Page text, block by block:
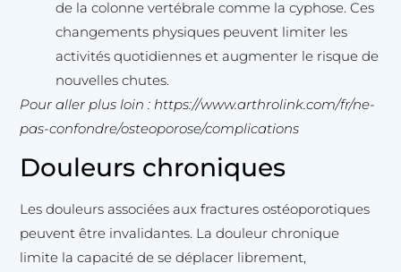
de la colonne vertébrale comme la cyphose. Ces
changements physiques peuvent limiter les
activités quotidiennes et augmenter le risque de
nouvelles chutes.
Pour aller plus loin : https://www.arthrolink.com/fr/ne-
pas-confondre/osteoporose/complications
Douleurs chroniques
Les douleurs associées aux fractures ostéoporotiques
peuvent être invalidantes. La douleur chronique
limite la capacité de se déplacer librement,